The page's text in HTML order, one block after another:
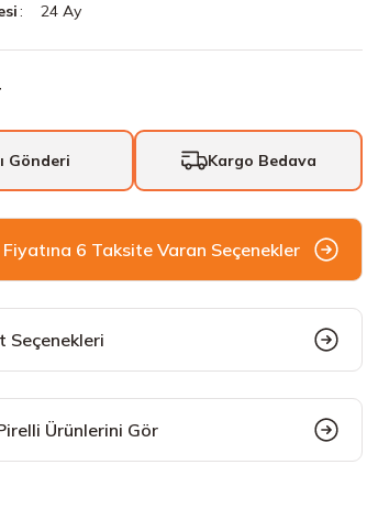
24 Ay
Gönderi Kargo Bedava
Fiyatına 6 Taksite Varan Seçenekler
Seçenekleri
Ürünlerini Gör